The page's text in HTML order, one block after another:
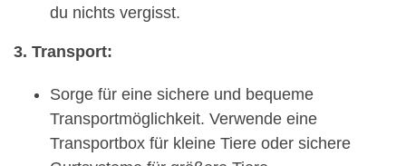
du nichts vergisst.
3. Transport:
Sorge für eine sichere und bequeme
Transportmöglichkeit. Verwende eine
Transportbox für kleine Tiere oder sichere